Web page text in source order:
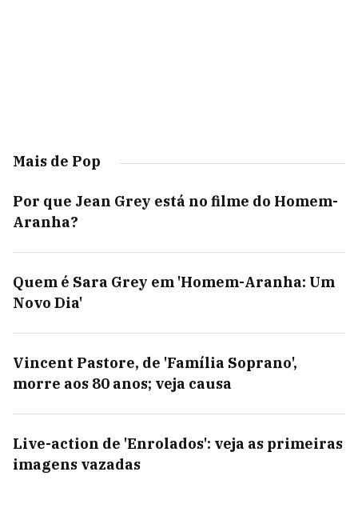
Mais de Pop
Por que Jean Grey está no filme do Homem-
Aranha?
Quem é Sara Grey em 'Homem-Aranha: Um
Novo Dia'
Vincent Pastore, de 'Família Soprano',
morre aos 80 anos; veja causa
Live-action de 'Enrolados': veja as primeiras
imagens vazadas